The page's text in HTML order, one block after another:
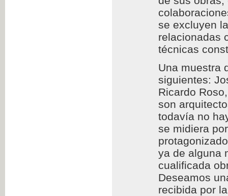
se excluyen
relacionadas
técnicas
Una muestra
siguientes:
Ricardo
son
todavía no
se midiera
ya de alguna
cualificada
Deseamos
recibida por